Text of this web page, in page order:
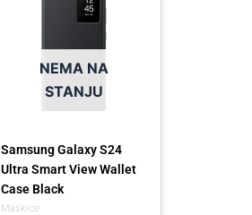
NEMA NA
STANJU
Maskice
Samsung Galaxy S24
Ultra Smart View Wallet
Case Black